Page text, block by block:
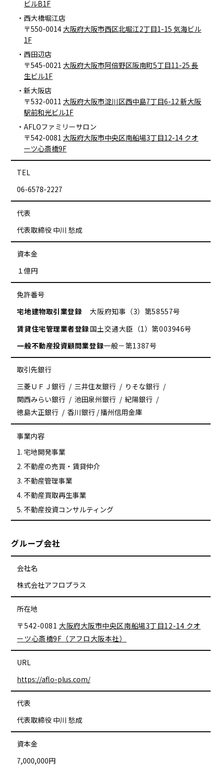
ビルB1F
西大橋堀江店
〒550-0014大阪府大阪市西区北堀江2丁目1-15 気海ビル
1F
西田辺店
〒545-0021大阪府大阪市阿倍野区阪南町5丁目11-25 長
生ビル1F
新大阪店
〒532-0011大阪府大阪市淀川区西中島7丁目6-12 新大阪
駅前和光ビル1F
AFLOファミリーサロン
〒542-0081大阪府大阪市中央区南船場3丁目12-14 クオ
ーツ心斎橋9F
TEL
06-6578-2227
代表
代表取締役 中川 愁成
資本金
１億円
免許番号
宅地建物取引業登録
大阪府知事（3）第58557号
賃貸住宅管理業者登録国土交通大臣（1）第003946号
一般不動産投資顧問業登録一般－第1387号
取引先銀行
三菱ＵＦＪ銀行
三井住友銀行
りそな銀行
関西みらい銀行
池田泉州銀行
紀陽銀行
徳島大正銀行
香川銀行 / 播州信用金庫
事業内容
宅地開発事業
不動産の売買・賃貸仲介
不動産管理事業
不動産買取再生事業
不動産投資コンサルティング
グループ会社
会社名
株式会社アフロプラス
所在地
〒542-0081大阪府大阪市中央区南船場3丁目12-14 クオ
ーツ心斎橋9F（アフロ大阪本社）
URL
https://aflo-plus.com/
代表
代表取締役 中川 愁成
資本金
7,000,000円